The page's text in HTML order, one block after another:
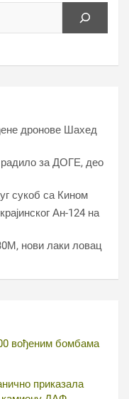
дронове Шахед
за ДОГЕ, део
сукоб са Кином
Ан-124 на
нови лаки ловац
вођеним бомбама
приказала